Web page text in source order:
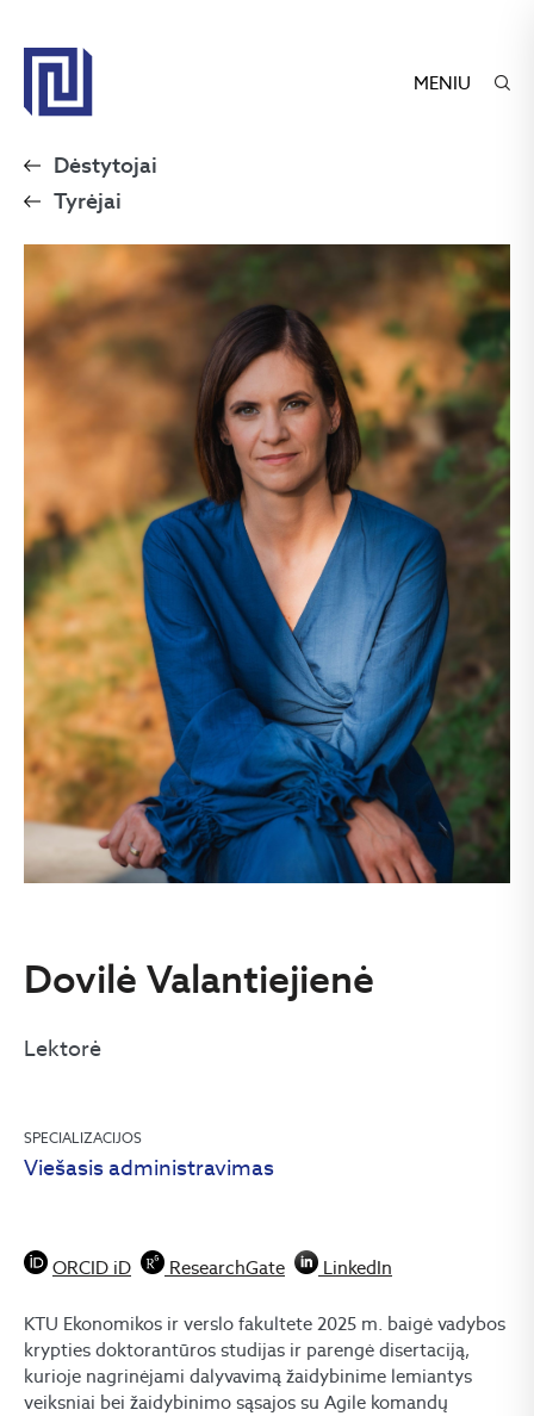
MENIU
Dėstytojai
Tyrėjai
Dovilė Valantiejienė
Lektorė
SPECIALIZACIJOS
Viešasis administravimas
ORCID iD ResearchGate LinkedIn
KTU Ekonomikos ir verslo fakultete 2025 m. baigė vadybos
krypties doktorantūros studijas ir parengė disertaciją,
kurioje nagrinėjami dalyvavimą žaidybinime lemiantys
veiksniai bei žaidybinimo sąsajos su Agile komandų